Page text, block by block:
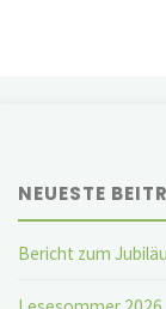
NEUESTE
Bericht zum